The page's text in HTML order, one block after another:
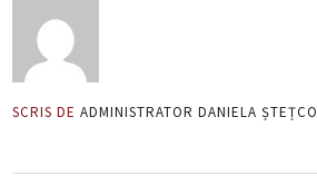
SCRIS DE ADMINISTRATOR DANIELA ȘTEȚCO